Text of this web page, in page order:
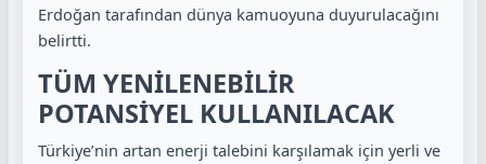
Erdoğan tarafından dünya kamuoyuna duyurulacağını
belirtti.
TÜM YENİLENEBİLİR
POTANSİYEL KULLANILACAK
Türkiye’nin artan enerji talebini karşılamak için yerli ve